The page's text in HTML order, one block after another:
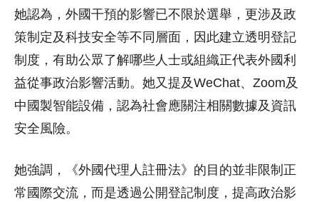
她認為，外國干預的影響已不限於選舉，更涉及政
策制定及科技安全等不同層面，因此建立透明登記
制度，有助公眾了解哪些人士或組織正代表外國利
益從事政治影響活動。她又提及WeChat、Zoom及
中國製智能設備，認為社會應關注相關數據及資訊
安全風險。
她強調，《外國代理人註冊法》的目的並非限制正
常國際交流，而是透過公開登記制度，提高政治影